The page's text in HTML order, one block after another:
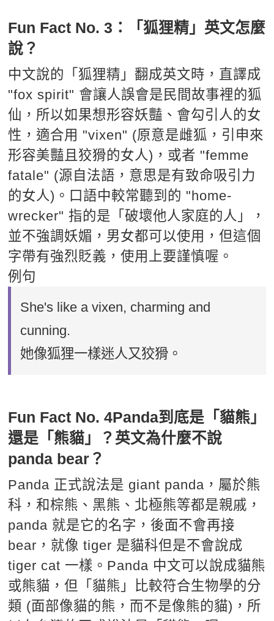
Fun Fact No. 3：「狐狸精」英文怎麼
說？
中文說的「狐狸精」翻成英文時，直譯成
"fox spirit" 會讓人誤會是民間故事裡的狐
仙，所以如果想形容妖豔、會勾引人的女
性，適合用 "vixen" (原意是雌狐，引申來
形容美豔且狡猾的女人)，或者 "femme
fatale" (源自法語，意思是有致命吸引力
的女人)。口語中較常聽到的 "home-
wrecker" 指的是「破壞他人家庭的人」，
並不強調妖媚，男女都可以使用，但這個
字帶有強烈貶義，使用上要謹慎喔。
例句
She's like a vixen, charming and
cunning.
她像狐狸一樣迷人又狡猾。
Fun Fact No. 4Panda到底是「貓熊」
還是「熊貓」？英文為什麼不說
panda bear？
Panda 正式說法是 giant panda，屬於熊
科，和棕熊、黑熊、北極熊等都是親戚，
panda 就是它的名字，後面不會再接
bear，就像 tiger 是貓科但是不會說成
tiger cat 一樣。Panda 中文可以說成貓熊
或熊貓，但「貓熊」比較符合生物學的分
類 (面部像貓的熊，而不是像熊的貓)，所